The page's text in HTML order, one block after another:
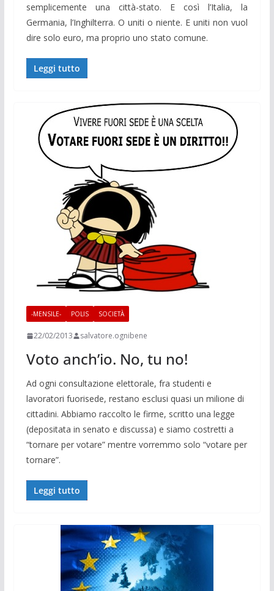
semplicemente una città-stato. E così l’Italia, la
Germania, l’Inghilterra. O uniti o niente. E uniti non vuol
dire solo euro, ma proprio uno stato comune.
Leggi tutto
-MENSILE- POLIS SOCIETÀ
22/02/2013 salvatore.ognibene
Voto anch’io. No, tu no!
Ad ogni consultazione elettorale, fra studenti e
lavoratori fuorisede, restano esclusi quasi un milione di
cittadini. Abbiamo raccolto le firme, scritto una legge
(depositata in senato e discussa) e siamo costretti a
“tornare per votare” mentre vorremmo solo “votare per
tornare”.
Leggi tutto